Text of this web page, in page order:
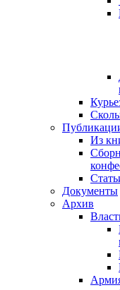
Из
Документы
Архив